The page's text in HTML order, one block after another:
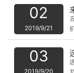
02
2019/9/21
03
2019/9/20